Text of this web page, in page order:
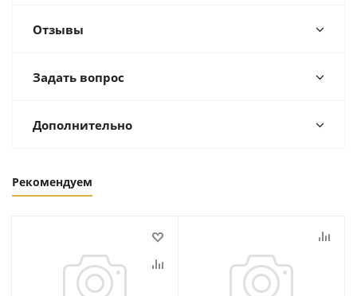
Отзывы
Задать вопрос
Дополнительно
Рекомендуем